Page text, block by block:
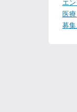
エ
医
募